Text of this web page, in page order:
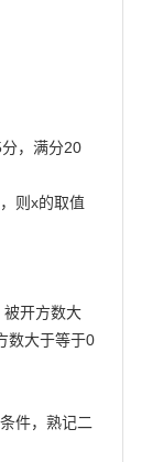
，满分20
则x的取值
被开方数大
数大于等于0
件，熟记二